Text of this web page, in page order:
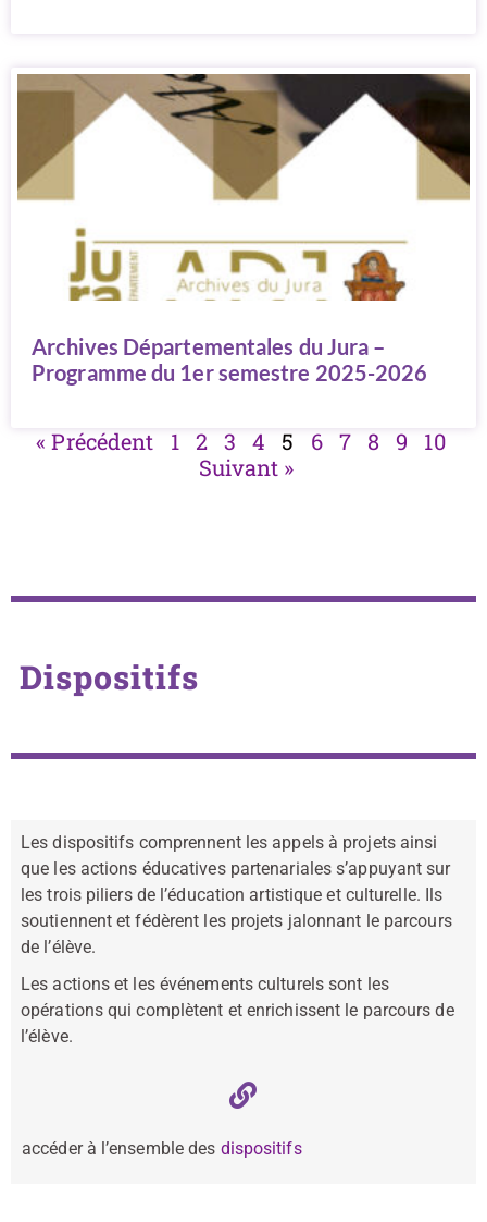
Archives Départementales du Jura –
Programme du 1er semestre 2025-2026
« Précédent 1 2 3 4 5 6 7 8 9
10
Suivant »
Dispositifs
Les dispositifs comprennent les appels à projets ainsi
que les actions éducatives partenariales s’appuyant sur
les trois piliers de l’éducation artistique et culturelle. Ils
soutiennent et fédèrent les projets jalonnant le parcours
de l’élève.
Les actions et les événements culturels sont les
opérations qui complètent et enrichissent le parcours de
l’élève.
accéder à l’ensemble des dispositifs